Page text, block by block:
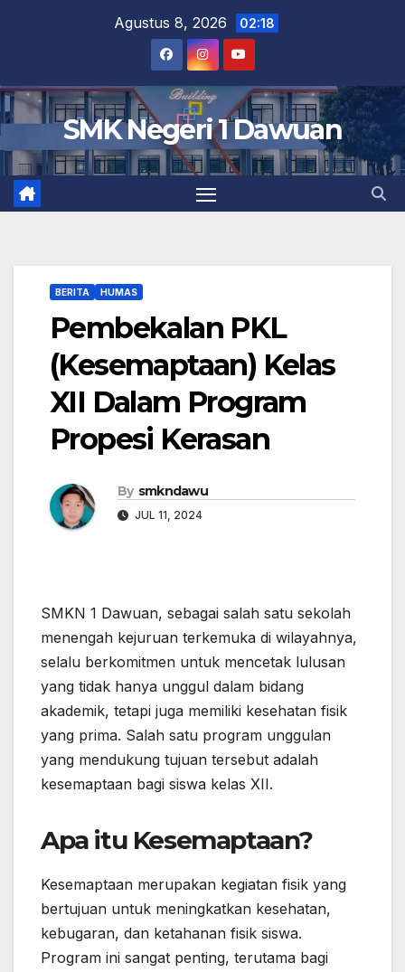
Agustus 8, 2026 02:18
SMK Negeri 1 Dawuan
BERITA HUMAS
Pembekalan PKL
(Kesemaptaan) Kelas
XII Dalam Program
Propesi Kerasan
By smkndawu
JUL 11, 2024
SMKN 1 Dawuan, sebagai salah satu sekolah
menengah kejuruan terkemuka di wilayahnya,
selalu berkomitmen untuk mencetak lulusan
yang tidak hanya unggul dalam bidang
akademik, tetapi juga memiliki kesehatan fisik
yang prima. Salah satu program unggulan
yang mendukung tujuan tersebut adalah
kesemaptaan bagi siswa kelas XII.
Apa itu Kesemaptaan?
Kesemaptaan merupakan kegiatan fisik yang
bertujuan untuk meningkatkan kesehatan,
kebugaran, dan ketahanan fisik siswa.
Program ini sangat penting, terutama bagi